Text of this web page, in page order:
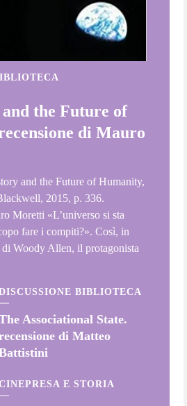
the Future of
di Mauro
and the Future of Humanity,
2015, p. 336.
Moretti «L’universo si sta
fare i compiti?». Così, in
Woody Allen, il protagonista
BIBLIOTECA
Associational State.
di Matteo
E STORIA